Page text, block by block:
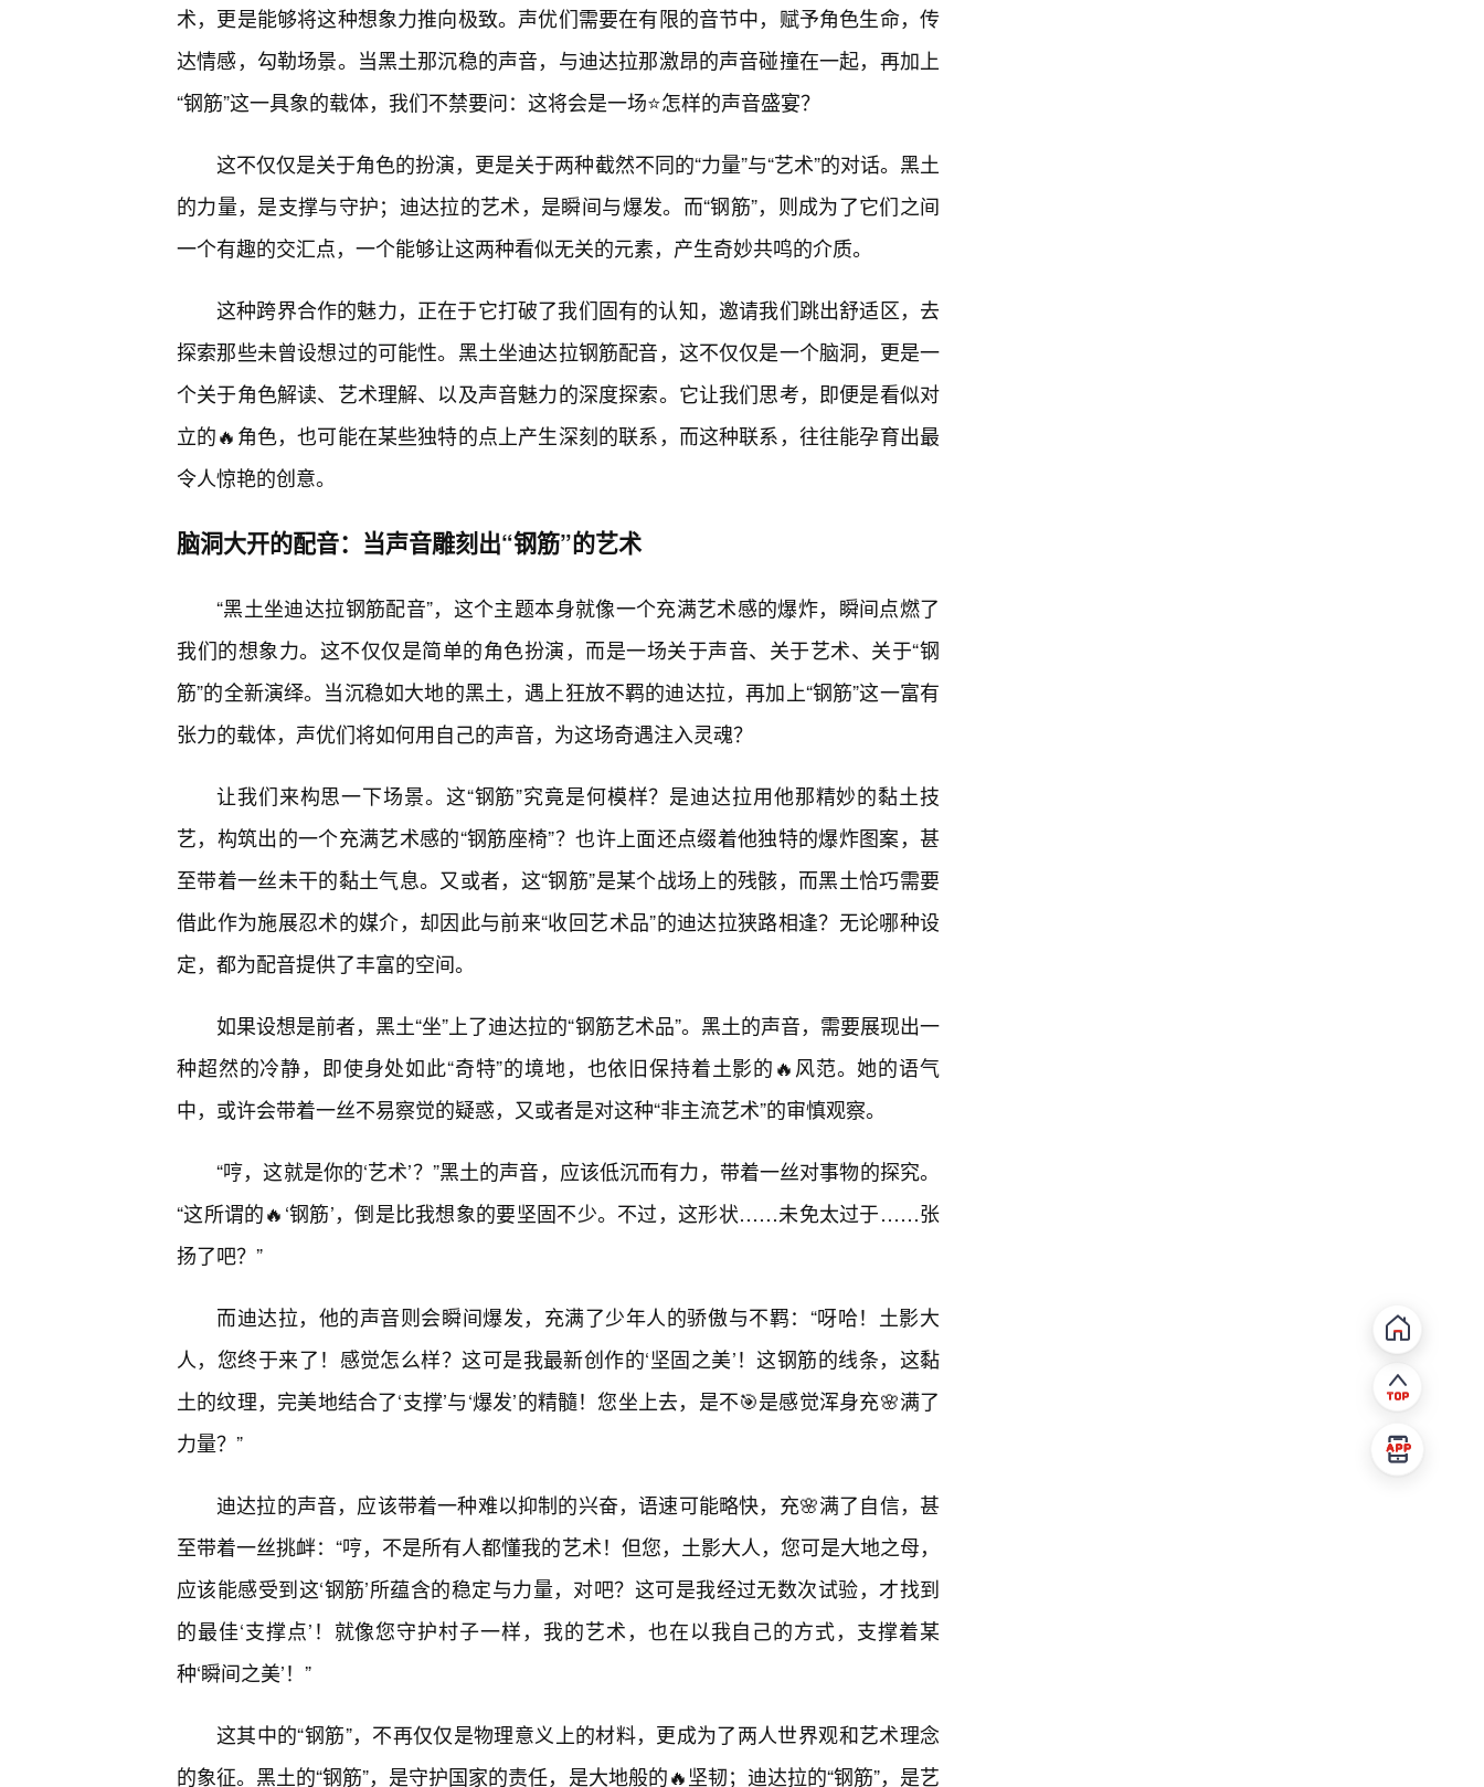
术，更是能够将这种想象力推向极致。声优们需要在有限的音节中，赋予角色生命，传
达情感，勾勒场景。当黑土那沉稳的声音，与迪达拉那激昂的声音碰撞在一起，再加上
“钢筋”这一具象的载体，我们不禁要问：这将会是一场⭐怎样的声音盛宴？
这不仅仅是关于角色的扮演，更是关于两种截然不同的“力量”与“艺术”的对话。黑土
的力量，是支撑与守护；迪达拉的艺术，是瞬间与爆发。而“钢筋”，则成为了它们之间
一个有趣的交汇点，一个能够让这两种看似无关的元素，产生奇妙共鸣的介质。
这种跨界合作的魅力，正在于它打破了我们固有的认知，邀请我们跳出舒适区，去
探索那些未曾设想过的可能性。黑土坐迪达拉钢筋配音，这不仅仅是一个脑洞，更是一
个关于角色解读、艺术理解、以及声音魅力的深度探索。它让我们思考，即便是看似对
立的🔥角色，也可能在某些独特的点上产生深刻的联系，而这种联系，往往能孕育出最
令人惊艳的创意。
脑洞大开的配音：当声音雕刻出“钢筋”的艺术
“黑土坐迪达拉钢筋配音”，这个主题本身就像一个充满艺术感的爆炸，瞬间点燃了
我们的想象力。这不仅仅是简单的角色扮演，而是一场关于声音、关于艺术、关于“钢
筋”的全新演绎。当沉稳如大地的黑土，遇上狂放不羁的迪达拉，再加上“钢筋”这一富有
张力的载体，声优们将如何用自己的声音，为这场奇遇注入灵魂？
让我们来构思一下场景。这“钢筋”究竟是何模样？是迪达拉用他那精妙的黏土技
艺，构筑出的一个充满艺术感的“钢筋座椅”？也许上面还点缀着他独特的爆炸图案，甚
至带着一丝未干的黏土气息。又或者，这“钢筋”是某个战场上的残骸，而黑土恰巧需要
借此作为施展忍术的媒介，却因此与前来“收回艺术品”的迪达拉狭路相逢？无论哪种设
定，都为配音提供了丰富的空间。
如果设想是前者，黑土“坐”上了迪达拉的“钢筋艺术品”。黑土的声音，需要展现出一
种超然的冷静，即使身处如此“奇特”的境地，也依旧保持着土影的🔥风范。她的语气
中，或许会带着一丝不易察觉的疑惑，又或者是对这种“非主流艺术”的审慎观察。
“哼，这就是你的‘艺术’？”黑土的声音，应该低沉而有力，带着一丝对事物的探究。
“这所谓的🔥‘钢筋’，倒是比我想象的要坚固不少。不过，这形状……未免太过于……张
扬了吧？”
而迪达拉，他的声音则会瞬间爆发，充满了少年人的骄傲与不羁：“呀哈！土影大
人，您终于来了！感觉怎么样？这可是我最新创作的‘坚固之美’！这钢筋的线条，这黏
土的纹理，完美地结合了‘支撑’与‘爆发’的精髓！您坐上去，是不🎯是感觉浑身充🌸满了
力量？”
迪达拉的声音，应该带着一种难以抑制的兴奋，语速可能略快，充🌸满了自信，甚
至带着一丝挑衅：“哼，不是所有人都懂我的艺术！但您，土影大人，您可是大地之母，
应该能感受到这‘钢筋’所蕴含的稳定与力量，对吧？这可是我经过无数次试验，才找到
的最佳‘支撑点’！就像您守护村子一样，我的艺术，也在以我自己的方式，支撑着某
种‘瞬间之美’！”
这其中的“钢筋”，不再仅仅是物理意义上的材料，更成为了两人世界观和艺术理念
的象征。黑土的“钢筋”，是守护国家的责任，是大地般的🔥坚韧；迪达拉的“钢筋”，是艺